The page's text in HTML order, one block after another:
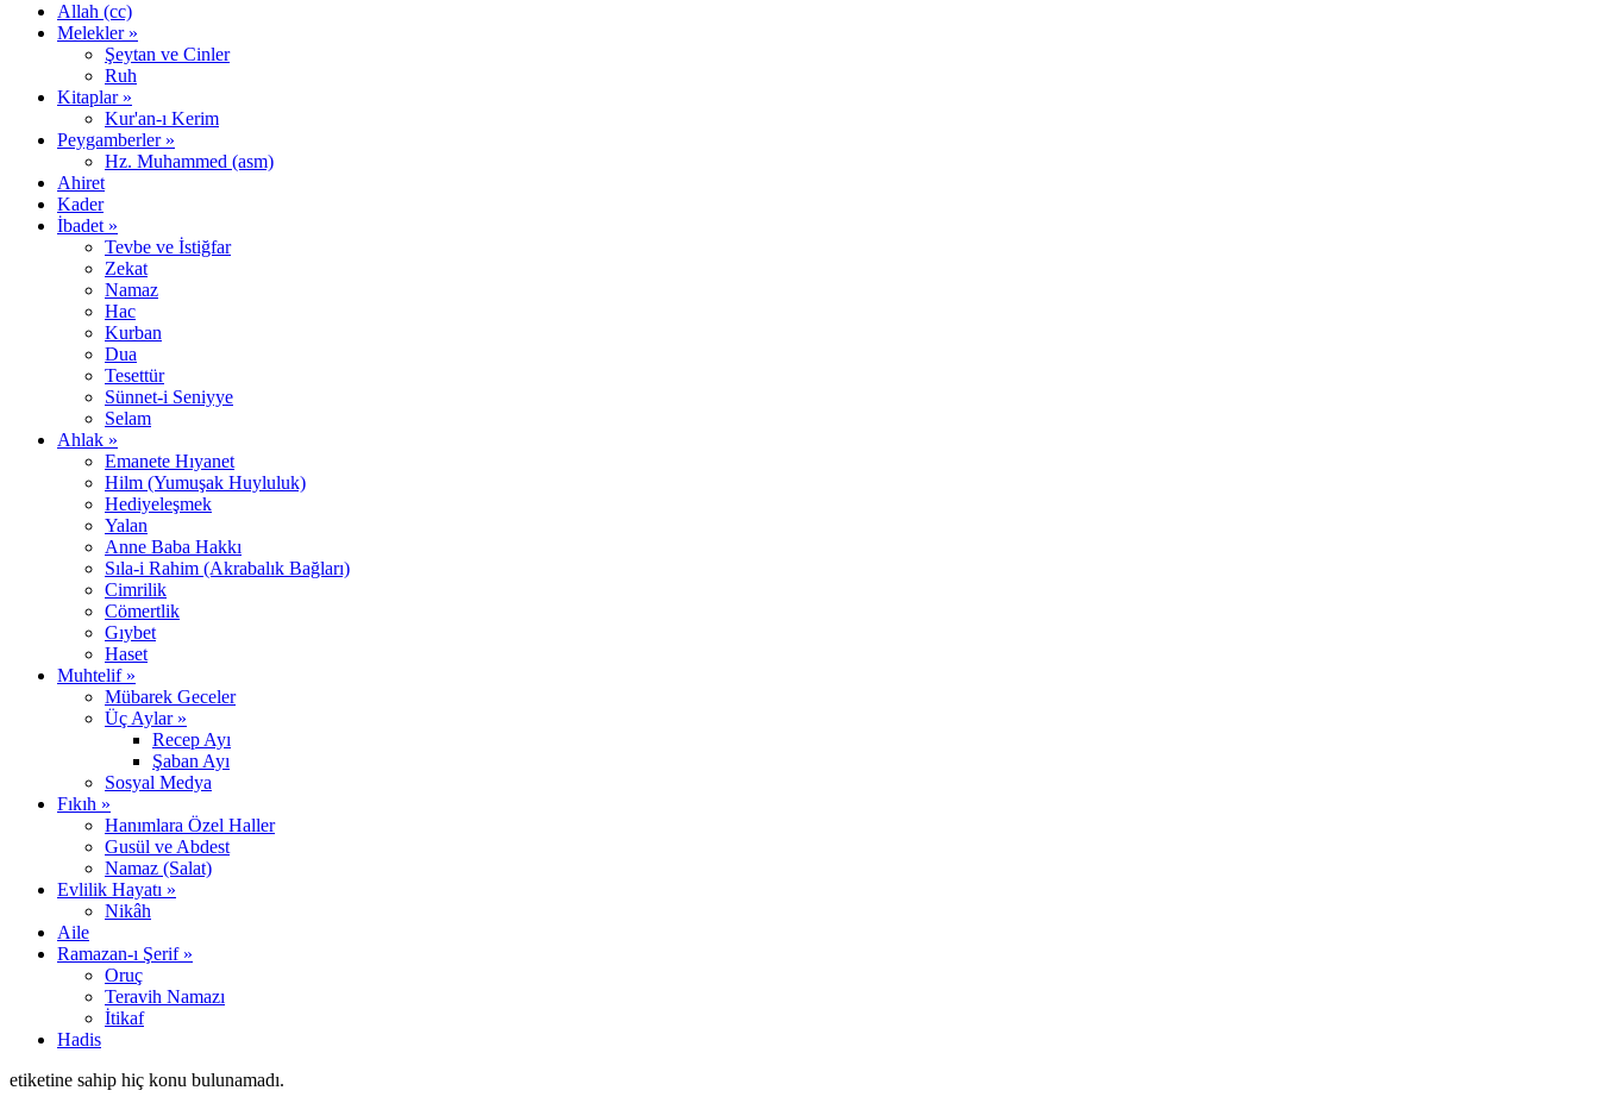
Allah (cc)
Melekler »
Şeytan ve Cinler
Ruh
Kitaplar »
Kur'an-ı Kerim
Peygamberler »
Hz. Muhammed (asm)
Ahiret
Kader
İbadet »
Tevbe ve İstiğfar
Zekat
Namaz
Hac
Kurban
Dua
Tesettür
Sünnet-i Seniyye
Selam
Ahlak »
Emanete Hıyanet
Hilm (Yumuşak Huyluluk)
Hediyeleşmek
Yalan
Anne Baba Hakkı
Sıla-i Rahim (Akrabalık Bağları)
Cimrilik
Cömertlik
Gıybet
Haset
Muhtelif »
Mübarek Geceler
Üç Aylar »
Recep Ayı
Şaban Ayı
Sosyal Medya
Fıkıh »
Hanımlara Özel Haller
Gusül ve Abdest
Namaz (Salat)
Evlilik Hayatı »
Nikâh
Aile
Ramazan-ı Şerif »
Oruç
Teravih Namazı
İtikaf
Hadis
etiketine sahip hiç konu bulunamadı.